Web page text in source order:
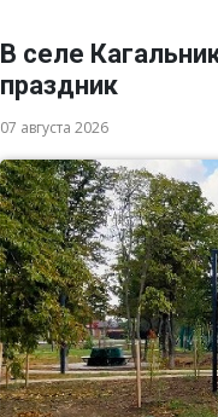
В селе
праздник
07 августа 2026